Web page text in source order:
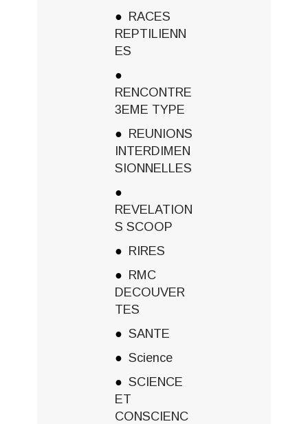
RACES
REPTILIENN
ES
RENCONTRE
3EME TYPE
REUNIONS
INTERDIMEN
SIONNELLES
REVELATION
S SCOOP
RIRES
RMC
DECOUVER
TES
SANTE
Science
SCIENCE
ET
CONSCIENC